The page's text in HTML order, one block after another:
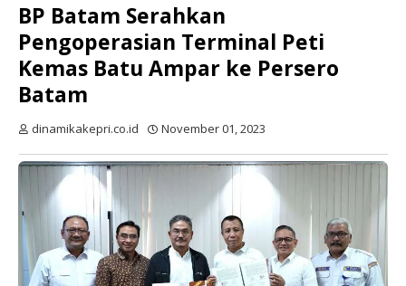
BP Batam Serahkan
Pengoperasian Terminal Peti
Kemas Batu Ampar ke Persero
Batam
dinamikakepri.co.id November 01, 2023